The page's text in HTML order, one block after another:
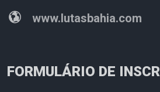
www.lutasbahia.com
FORMULÁRIO DE